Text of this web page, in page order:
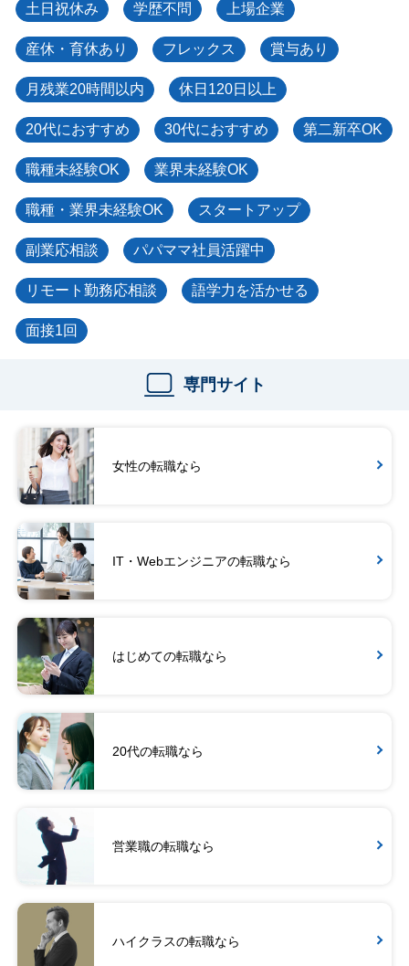
土日祝休み 学歴不問 上場企業
産休・育休あり フレックス 賞与あり
月残業20時間以内 休日120日以上
20代におすすめ 30代におすすめ 第二新卒OK
職種未経験OK 業界未経験OK
職種・業界未経験OK スタートアップ
副業応相談 パパママ社員活躍中
リモート勤務応相談 語学力を活かせる
面接1回
専門サイト
女性の転職なら
IT・Webエンジニアの転職なら
はじめての転職なら
20代の転職なら
営業職の転職なら
ハイクラスの転職なら